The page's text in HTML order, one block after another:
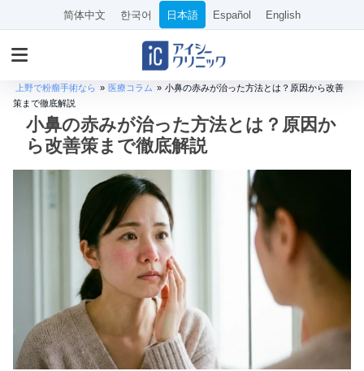
简体中文 한국어 日本語 Español English
上野で粉瘤手術なら » 医療コラム » 小鼻の赤みが治った方法とは？原因から改善
策まで徹底解説
小鼻の赤みが治った方法とは？原因か
ら改善策まで徹底解説